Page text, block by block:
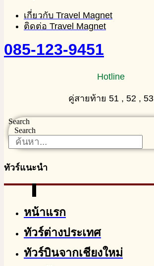
เกี่ยวกับ Travel Magnet
ติดต่อ Travel Magnet
085-123-9451
Hotline
คู่สายท้าย 51 , 52 , 53
Search
Search
ทัวร์แนะนำ
หน้าแรก
ทัวร์ต่างประเทศ
ทัวร์บินจากเชียงใหม่